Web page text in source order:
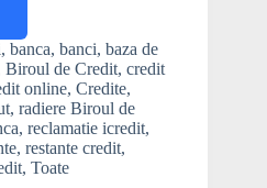
, banca, banci, baza de
Biroul de Credit, credit
online, Credite,
, radiere Biroul de
, reclamatie icredit,
, restante credit,
, Toate